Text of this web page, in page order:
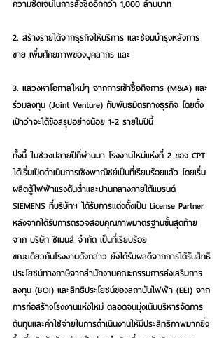
ความชัดเจนในการสั่งซื้ออีกกว่า 1,000 ล้านบาท
2. สร้างรายได้จากธุรกิจให้บริการ และซ่อมบำรุงหลังการ
ขาย เพิ่มศักยภาพของบุคลากร และ
3. แสวงหาโอกาสใหม่ๆ จากการเข้าซื้อกิจการ (M&A) และ
ร่วมลงทุน (Joint Venture) กับพันธมิตรทางธุรกิจ โดยตั้ง
เป้าว่าจะได้ข้อสรุปอย่างน้อย 1-2 รายในปีนี้
ทั้งนี้ ในช่วงปลายปีที่ผ่านมา โรงงานใหม่แห่งที่ 2 ของ CPT
ได้เริ่มเปิดดำเนินการเชิงพาณิชย์เป็นที่เรียบร้อยแล้ว โดยเริ่ม
ผลิตตู้ไฟฟ้าแรงดันต่ำและปานกลางภายใต้แบรนด์
SIEMENS ที่บริษัทฯ ได้รับการแต่งตั้งเป็น License Partner
หลังจากได้รับการตรวจสอบคุณภาพมาตรฐานขั้นสุดท้าย
จาก บริษัท ซีเมนส์ จำกัด เป็นที่เรียบร้อย
ขณะเดียวกันโรงงานดังกล่าว ยังได้รับผลดีจากการได้รับสิทธิ
ประโยชน์ทางภาษีจากสำนักงานคณะกรรมการส่งเสริมการ
ลงทุน (BOI) และสิทธิประโยชน์ของสถาบันไฟฟ้า (EEI) จาก
การก่อสร้างโรงงานแห่งใหม่ ตลอดจนมุ่งเน้นบริหารจัดการ
ต้นทุนและค่าใช้จ่ายในการดำเนินงานให้มีประสิทธิภาพมากยิ่ง